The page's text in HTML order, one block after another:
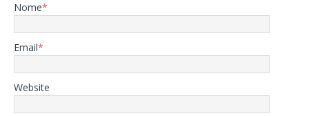
Nome*
Email*
Website